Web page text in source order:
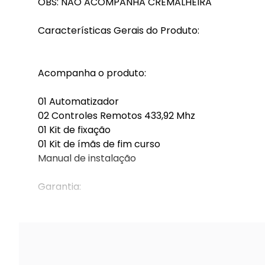
Características Gerais do Produto:
Acompanha o produto:
01 Automatizador
02 Controles Remotos 433,92 Mhz
01 Kit de fixação
01 Kit de ímãs de fim curso
Manual de instalação
Garantia: